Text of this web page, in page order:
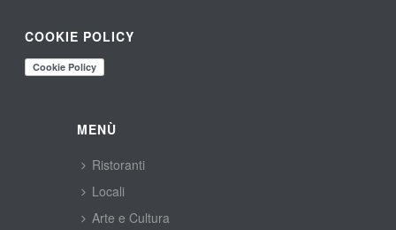
COOKIE POLICY
MENÙ
Ristoranti
Locali
Arte e Cultura